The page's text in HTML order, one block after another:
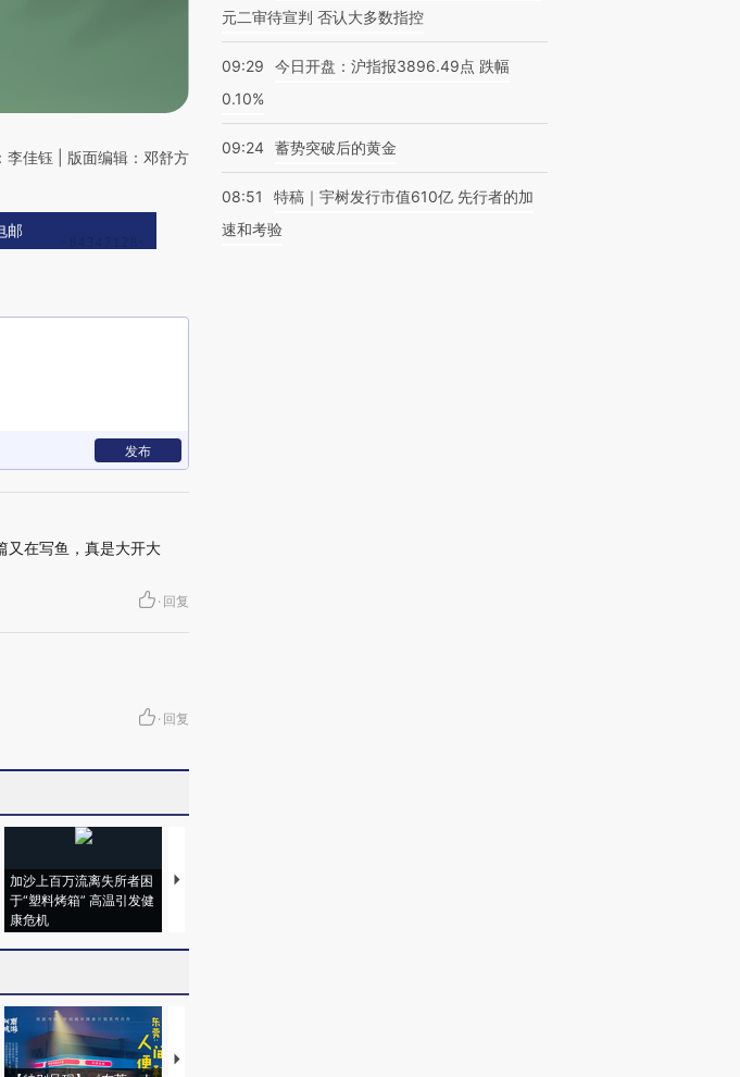
李佳钰 | 版面编辑：邓舒方
邮
发布
又在写鱼，真是大开大
· 回复
· 回复
加沙上百万流离失所者困
于“塑料烤箱” 高温引发健
康危机
视线｜HYROX的吸金
【推广】走进第四届链博
元二审待宣判 否认大多数指控
09:29
今日开盘：沪指报3896.49点 跌幅
0.10%
09:24 蓄势突破后的黄金
08:51
特稿｜宇树发行市值610亿 先行者的加
速和考验